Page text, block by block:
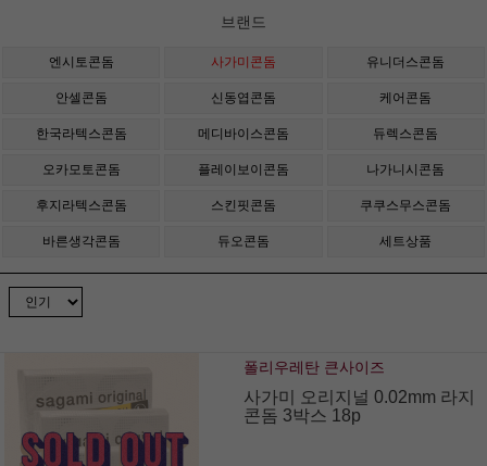
브랜드
엔시토콘돔 사가미콘돔 유니더스콘돔
안셀콘돔 신동엽콘돔 케어콘돔
한국라텍스콘돔 메디바이스콘돔 듀렉스콘돔
오카모토콘돔 플레이보이콘돔 나가니시콘돔
후지라텍스콘돔 스킨핏콘돔 쿠쿠스무스콘돔
바른생각콘돔 듀오콘돔 세트상품
폴리우레탄 큰사이즈
사가미 오리지널 0.02mm 라지
콘돔 3박스 18p